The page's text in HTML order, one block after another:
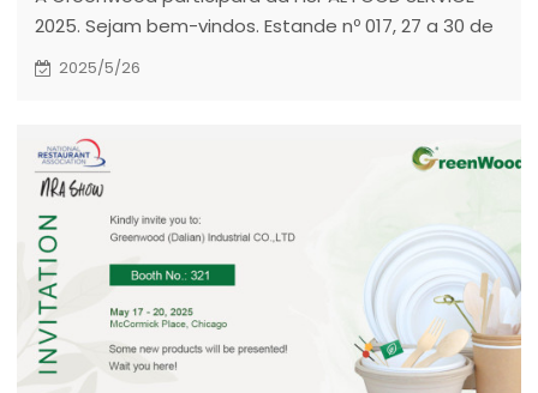
2025. Sejam bem-vindos. Estande nº 017, 27 a 30 de
maio de 2025, São Paulo, Brasil.
2025/5/26